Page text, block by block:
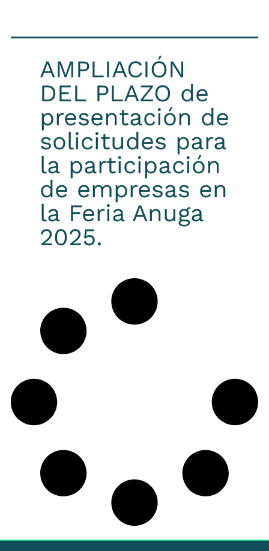
AMPLIACIÓN
DEL PLAZO de
presentación de
solicitudes para
la participación
de empresas en
la Feria Anuga
2025.